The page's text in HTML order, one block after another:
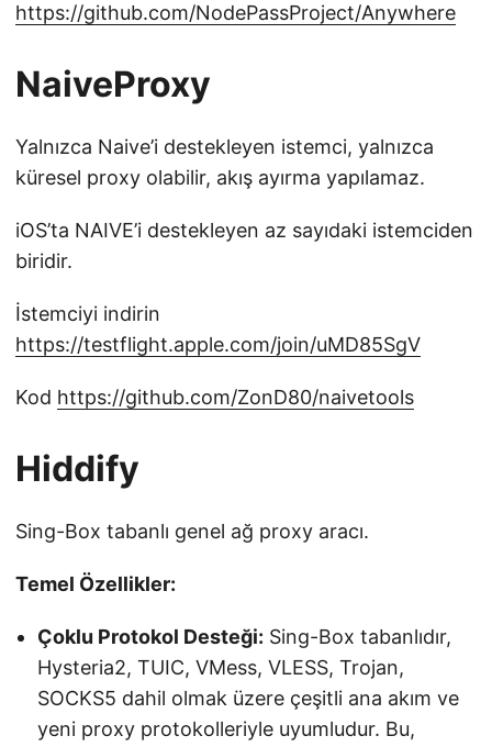
https://github.com/NodePassProject/Anywhere
NaiveProxy
Yalnızca Naive’i destekleyen istemci, yalnızca
küresel proxy olabilir, akış ayırma yapılamaz.
iOS’ta NAIVE’i destekleyen az sayıdaki istemciden
biridir.
İstemciyi indirin
https://testflight.apple.com/join/uMD85SgV
Kod https://github.com/ZonD80/naivetools
Hiddify
Sing-Box tabanlı genel ağ proxy aracı.
Temel Özellikler:
Çoklu Protokol Desteği: Sing-Box tabanlıdır,
Hysteria2, TUIC, VMess, VLESS, Trojan,
SOCKS5 dahil olmak üzere çeşitli ana akım ve
yeni proxy protokolleriyle uyumludur. Bu,